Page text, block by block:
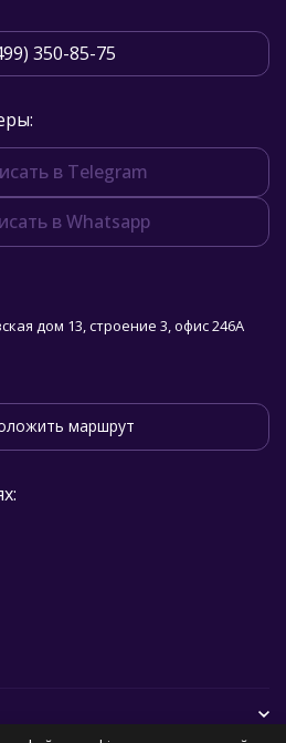
350-85-75
в Telegram
в Whatsapp
дом 13, строение 3, офис 246А
маршрут